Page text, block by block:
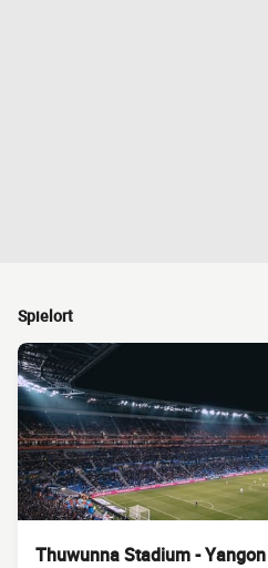
Spielort
Thuwunna Stadium - Yangon